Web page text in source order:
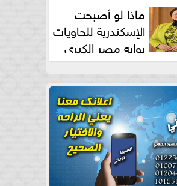
ماذا لو أصبحت
الإسكندرية للحاويات
بوابه مصر الكبري
بقلم د...